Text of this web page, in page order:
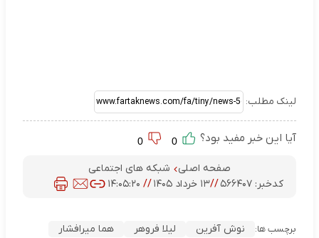
لینک مطلب:
آیا این خبر مفید بود؟
صفحه اصلی
شبکه های اجتماعی
کدخبر: ۵۶۶۴۰۷ //۱۳ خرداد ۱۴۰۵ // ۱۴:۰۵:۲۰
برچسب ها: نوش آفرین لیلا فروهر هما میرافشار